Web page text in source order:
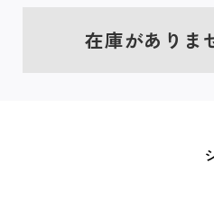
在庫がありま